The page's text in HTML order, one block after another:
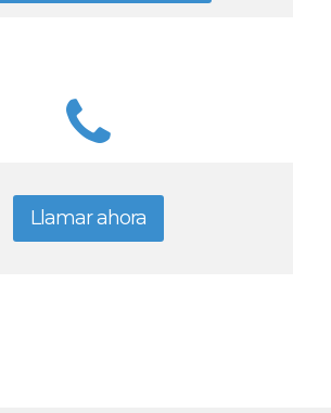
Llamar ahora